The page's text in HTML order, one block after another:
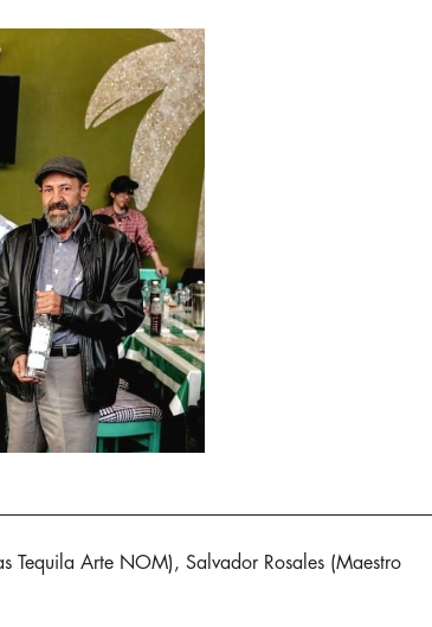
Tequila Arte NOM), Salvador Rosales (Maestro